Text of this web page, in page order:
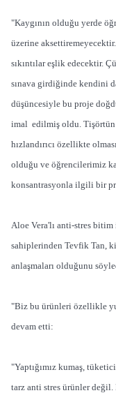
"Kaygının olduğu yerde
üzerine
sıkıntılar eşlik edecektir.
sınava girdiğinde kendini
düşüncesiyle bu proje
imal edilmiş oldu. Tişörtün
hızlandırıcı özellikte
olduğu ve öğrencilerimiz
konsantrasyonla ilgili bir
Aloe Vera'lı anti-stres
sahiplerinden Tevfik Tan,
anlaşmaları olduğunu
"Biz bu ürünleri özellikle
devam etti:
"Yaptığımız kumaş,
tarz anti stres ürünler